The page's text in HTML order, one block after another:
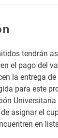
tendrán
el pago del
la entrega de
para este
asignar el
en